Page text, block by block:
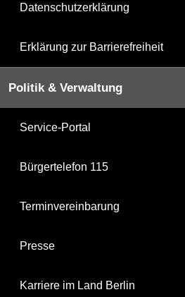
Datenschutzerklärung
Erklärung zur Barrierefreiheit
Politik & Verwaltung
Service-Portal
Bürgertelefon 115
Terminvereinbarung
Presse
Karriere im Land Berlin